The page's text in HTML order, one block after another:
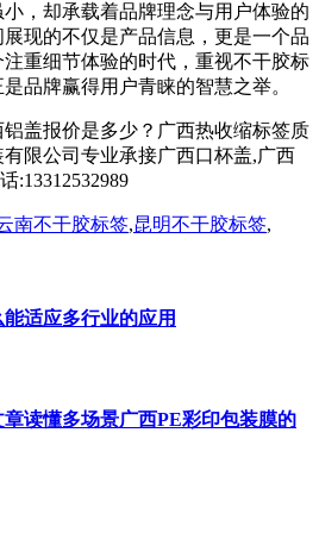
，却承载着品牌理念与用户体验的
现的不仅是产品信息，更是一个品
重细节体验的时代，重视不干胶标
品牌赢得用户青睐的智慧之举。
盖报价是多少？广西热收缩标签质
限公司专业承接广西口杯盖,广西
:13312532989
南不干胶标签,昆明不干胶标签,
适应多行业的应用
读懂多场景广西PE彩印包装膜的